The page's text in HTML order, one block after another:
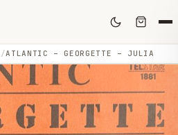
ATLANTIC – GEORGETTE – JULIA